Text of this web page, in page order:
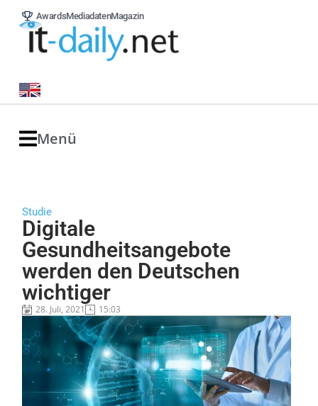
AwardsMediadatenMagazin
Menü
Studie
Digitale
Gesundheitsangebote
werden den Deutschen
wichtiger
28. Juli, 2021 15:03